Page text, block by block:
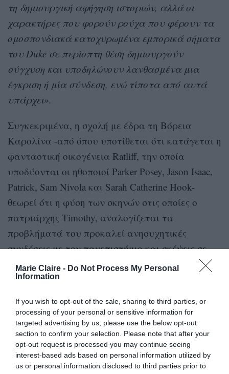
Marie Claire - Do Not Process My Personal
Information
If you wish to opt-out of the sale, sharing to third parties, or
processing of your personal or sensitive information for
targeted advertising by us, please use the below opt-out
section to confirm your selection. Please note that after your
opt-out request is processed you may continue seeing
interest-based ads based on personal information utilized by
us or personal information disclosed to third parties prior to
τη δημιουργική αφήγηση ιστοριών, αλλά οι
χαρακτήρες που φορούν ρούχα που φέρουν τα
ομοσπονδιακά κατοχυρωμένα εμπορικά σήματα
του Duke σε περίοπτη θέση δημιουργούν
σύγχυση και υποδηλώνουν λανθασμένα μια
έγκριση ή μία σύνδεση, ενώ τίποτα από αυτά
υπάρχει».
Συγκεκριμένα, η σχολή με έδρα τη Βόρεια
Καρολίνα -από όπου υποτίθεται ότι κατάγεται η
φανταστική οικογένεια Ratliff, την οποία
υποδύονται οι ηθοποιοί Parker Posey, Jason Isaac,
Patrick, Sam Nivola και Sarah Catherine Hook-
θεωρεί ότι η φύση των σκηνών στις οποίες ο
πατριάρχης Timothy, αναλογίζεται τα
προβλήματά του προκαλεί ανησυχητικές
συνδέσεις με τον πανεπιστήμιο και σκέψεις σε
ανθρώπους που ίσως αντιμετωπίζουν παρόμοιες
καταστάσεις.
Ο Timothy Ratliff, τον οποίο υποδύεται ο ηθοποιός
Jason Isaac, είναι ένας πλούσιος επιχειρηματίας
και απόφοιτος του Πανεπιστημίου Duke. Στο
επεισόδιο που προβλήθηκε την 23η Μαρτίου,
καθώς ο χαρακτήρας αντιμετωπίζει οικονομικά